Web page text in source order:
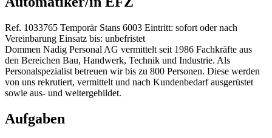
Ref. 1033765 Temporär Stans 6003 Eintritt: sofort oder nach
Vereinbarung Einsatz bis: unbefristet
Dommen Nadig Personal AG vermittelt seit 1986 Fachkräfte aus
den Bereichen Bau, Handwerk, Technik und Industrie. Als
Personalspezialist betreuen wir bis zu 800 Personen. Diese werden
von uns rekrutiert, vermittelt und nach Kundenbedarf ausgerüstet
sowie aus- und weitergebildet.
Aufgaben